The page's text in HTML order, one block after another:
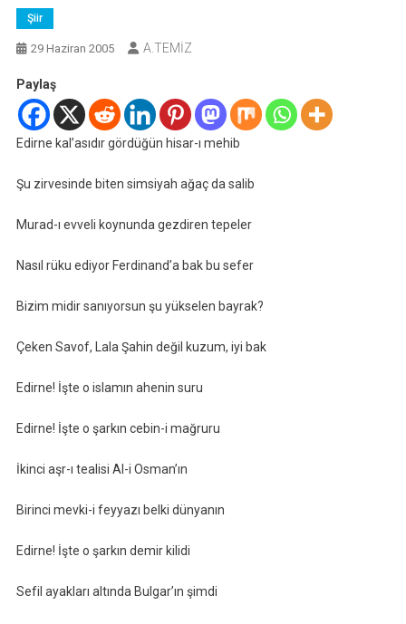
Şiir
29 Haziran 2005 A.TEMİZ
Paylaş
Edirne kal’asıdır gördüğün hisar-ı mehib
Şu zirvesinde biten simsiyah ağaç da salib
Murad-ı evveli koynunda gezdiren tepeler
Nasıl rüku ediyor Ferdinand’a bak bu sefer
Bizim midir sanıyorsun şu yükselen bayrak?
Çeken Savof, Lala Şahin değil kuzum, iyi bak
Edirne! İşte o islamın ahenin suru
Edirne! İşte o şarkın cebin-i mağruru
İkinci aşr-ı tealisi Al-i Osman’ın
Birinci mevki-i feyyazı belki dünyanın
Edirne! İşte o şarkın demir kilidi
Sefil ayakları altında Bulgar’ın şimdi